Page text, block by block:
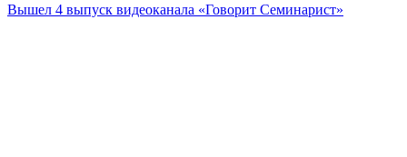
Вышел 4 выпуск видеоканала «Говорит Семинарист»